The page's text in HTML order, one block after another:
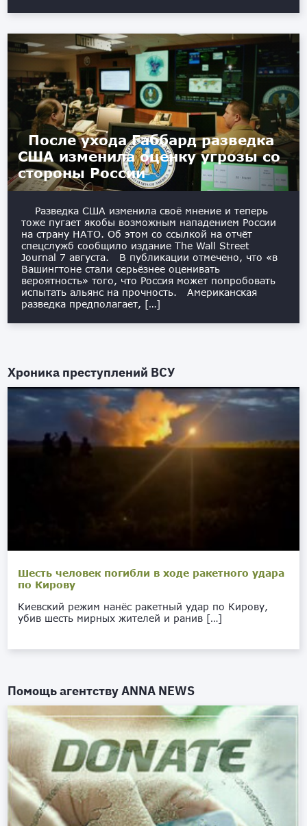
После ухода Габбард разведка
США изменила оценку угрозы со
стороны России
Разведка США изменила своё мнение и теперь
тоже пугает якобы возможным нападением России
на страну НАТО. Об этом со ссылкой на отчёт
спецслужб сообщило издание The Wall Street
Journal 7 августа. В публикации отмечено, что «в
Вашингтоне стали серьёзнее оценивать
вероятность» того, что Россия может попробовать
испытать альянс на прочность. Американская
разведка предполагает, […]
Хроника преступлений ВСУ
Шесть человек погибли в ходе ракетного удара
по Кирову
Киевский режим нанёс ракетный удар по Кирову,
убив шесть мирных жителей и ранив […]
Помощь агентствуANNA NEWS